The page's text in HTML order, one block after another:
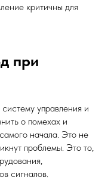
критичны для
при
управления и
о помехах и
начала. Это не
проблемы. Это то,
сигналов.